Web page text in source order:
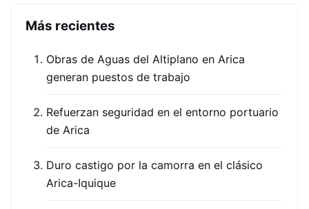
Más recientes
Obras de Aguas del Altiplano en Arica
generan puestos de trabajo
Refuerzan seguridad en el entorno portuario
de Arica
Duro castigo por la camorra en el clásico
Arica-Iquique